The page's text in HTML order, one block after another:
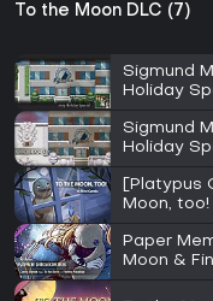
To the Moon DLC (7)
Sigmund
Holiday
Sigmund
Holiday
[Platypus
Moon, too!
Paper
Moon &